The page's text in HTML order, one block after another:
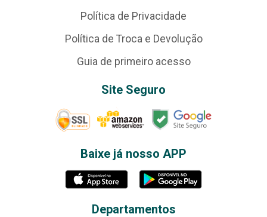
Política de Privacidade
Política de Troca e Devolução
Guia de primeiro acesso
Site Seguro
Baixe já nosso APP
Departamentos